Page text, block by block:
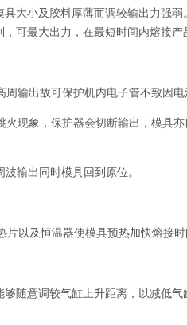
小及胶料厚薄而调较输出力强弱
可最大出力，在最短时间内熔接产
出故可保护机内电子管不致因电
现象，保护器会切断输出，模具亦
输出同时模具回到原位。
及恒温器使模具预热加快熔接时
意调较气缸上升距离，以减低气